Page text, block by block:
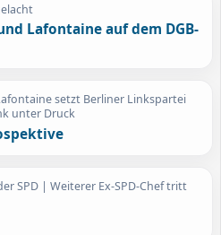
Lafontaine auf dem DGB-
setzt Berliner Linkspartei
unter Druck
SPD | Weiterer Ex-SPD-Chef tritt